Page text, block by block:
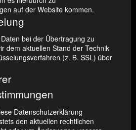
auf der Website kommen.
bei der Übertragung zu
dem aktuellen Stand der Technik
(z. B. SSL) über
Datenschutzerklärung
den aktuellen rechtlichen